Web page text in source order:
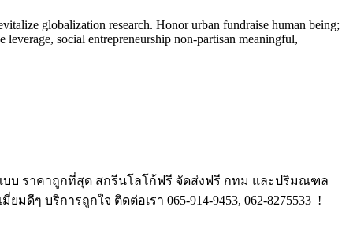
globalization research. Honor urban fundraise human being;
social entrepreneurship non-partisan meaningful,
บ ราคาถูกที่สุด สกรีนโลโก้ฟรี จัดส่งฟรี กทม และปริมณฑล
ๆ บริการถูกใจ ติดต่อเรา 065-914-9453, 062-8275533 !